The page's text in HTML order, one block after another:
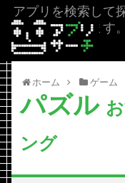
アプリを検索して
を掲載しています。
ホーム ゲーム
パズル
ング